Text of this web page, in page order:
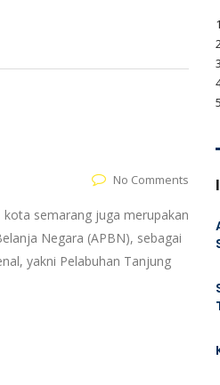
No Comments
kota semarang juga merupakan
Negara (APBN), sebagai
yakni Pelabuhan Tanjung